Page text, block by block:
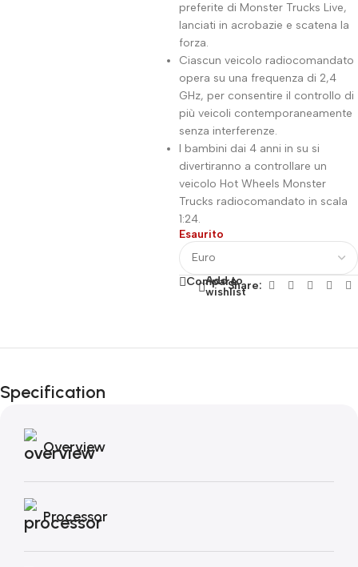
preferite di Monster Trucks Live,
lanciati in acrobazie e scatena la
forza.
Ciascun veicolo radiocomandato
opera su una frequenza di 2,4
GHz, per consentire il controllo di
più veicoli contemporaneamente
senza interferenze.
I bambini dai 4 anni in su si
divertiranno a controllare un
veicolo Hot Wheels Monster
Trucks radiocomandato in scala
1:24.
Esaurito
Compare
Add to
wishlistShare:
Fino al 12 Ottobre...
Autunno!
Specification
Overview
Processor